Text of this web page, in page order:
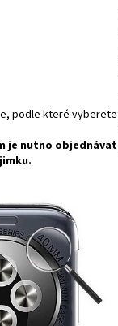
podle které vyberete
je nutno objednávat